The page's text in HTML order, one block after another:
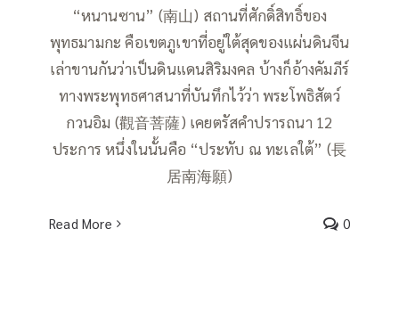
“หนานซาน” (南山) สถานที่ศักดิ์สิทธิ์ของ
พุทธมามกะ คือเขตภูเขาที่อยู่ใต้สุดของแผ่นดินจีน
เล่าขานกันว่าเป็นดินแดนสิริมงคล บ้างก็อ้างคัมภีร์
ทางพระพุทธศาสนาที่บันทึกไว้ว่า พระโพธิสัตว์
กวนอิม (觀音菩薩) เคยตรัสคำปรารถนา 12
ประการ หนึ่งในนั้นคือ “ประทับ ณ ทะเลใต้” (長
居南海願)
Read More 0